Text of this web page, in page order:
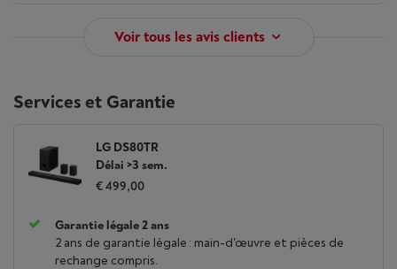
Voir tous les avis clients
Services et Garantie
LG DS80TR
Délai >3 sem.
€ 499,00
Garantie légale 2 ans
2 ans de garantie légale : main-d'œuvre et pièces de
rechange compris.